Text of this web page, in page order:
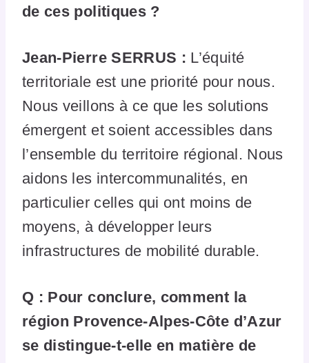
de ces politiques ?
Jean-Pierre SERRUS : L’équité
territoriale est une priorité pour nous.
Nous veillons à ce que les solutions
émergent et soient accessibles dans
l’ensemble du territoire régional. Nous
aidons les intercommunalités, en
particulier celles qui ont moins de
moyens, à développer leurs
infrastructures de mobilité durable.
Q : Pour conclure, comment la
région Provence-Alpes-Côte d’Azur
se distingue-t-elle en matière de